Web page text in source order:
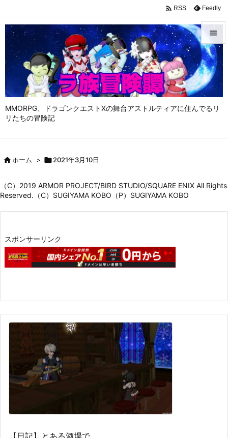
MMORPG、ドラゴンクエストⅩの舞台アストルティアに住んでるリ
リたちの冒険記


メニュ

サイド

 RSS Feedly
ホーム > 2021年3月10日
（C）2019 ARMOR PROJECT/BIRD STUDIO/SQUARE ENIX All Rights
Reserved.（C）SUGIYAMA KOBO（P）SUGIYAMA KOBO
スポンサーリンク